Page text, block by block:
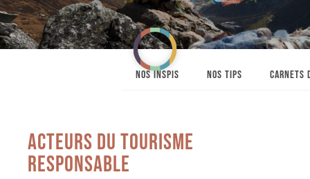
NOS INSPIS NOS TIPS CARNETS
ACTEURS DU TOURISME
RESPONSABLE